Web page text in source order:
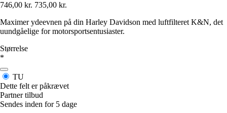
746,00 kr. 735,00 kr.
Maximer ydeevnen på din Harley Davidson med luftfilteret K&N, det
uundgåelige for motorsportsentusiaster.
Størrelse
*
TU
Dette felt er påkrævet
Partner tilbud
Sendes inden for 5 dage